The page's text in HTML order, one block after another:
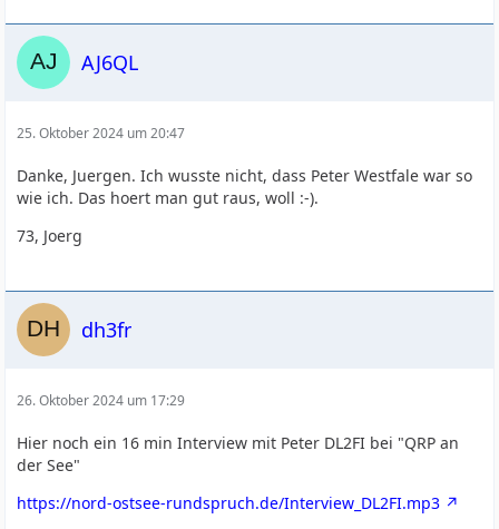
AJ6QL
25. Oktober 2024 um 20:47
Danke, Juergen. Ich wusste nicht, dass Peter Westfale war so
wie ich. Das hoert man gut raus, woll :-).
73, Joerg
dh3fr
26. Oktober 2024 um 17:29
Hier noch ein 16 min Interview mit Peter DL2FI bei "QRP an
der See"
https://nord-ostsee-rundspruch.de/Interview_DL2FI.mp3